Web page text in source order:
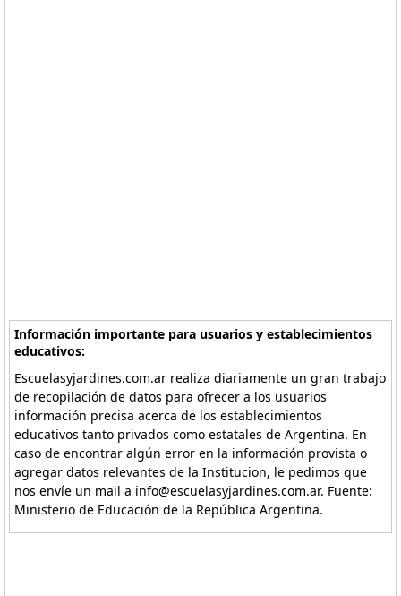
Información importante para usuarios y establecimientos
educativos:
Escuelasyjardines.com.ar realiza diariamente un gran trabajo
de recopilación de datos para ofrecer a los usuarios
información precisa acerca de los establecimientos
educativos tanto privados como estatales de Argentina. En
caso de encontrar algún error en la información provista o
agregar datos relevantes de la Institucion, le pedimos que
nos envíe un mail a info@escuelasyjardines.com.ar. Fuente:
Ministerio de Educación de la República Argentina.